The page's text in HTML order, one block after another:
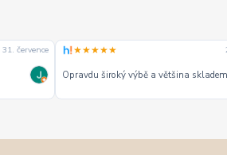
31. července ★★★★★
Opravdu široký výbě a většina